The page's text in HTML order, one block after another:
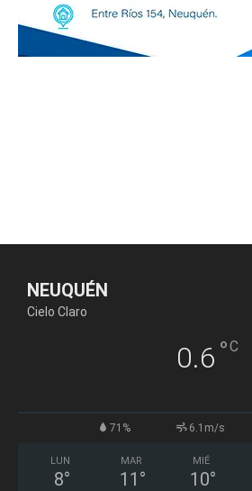
NEUQUÉN
Cielo Claro
0.6 °C
71% 6.1m/s
LUN
8°
MAR
11 °
MIÉ
10°